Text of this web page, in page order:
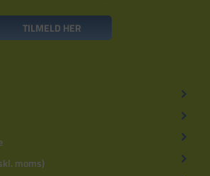
TILMELD HER
moms)